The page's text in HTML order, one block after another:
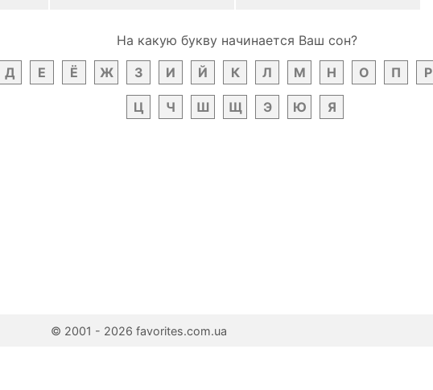
На какую букву начинается Ваш сон?
Д Е Ё Ж З И Й К Л М Н О П Р
Ц Ч Ш Щ Э Ю Я
© 2001 - 2026 favorites.com.ua